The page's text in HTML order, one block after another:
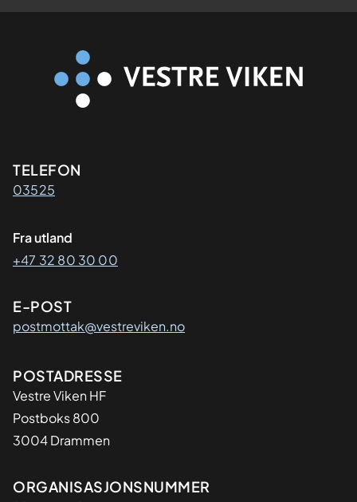
Kontaktinformasjon
TELEFON
03525
Fra utland
+47 32 80 30 00
E-POST
postmottak@vestreviken.no
Adresse
POSTADRESSE
Vestre Viken HF
Postboks 800
3004 Drammen
Organisasjon
ORGANISASJONSNUMMER